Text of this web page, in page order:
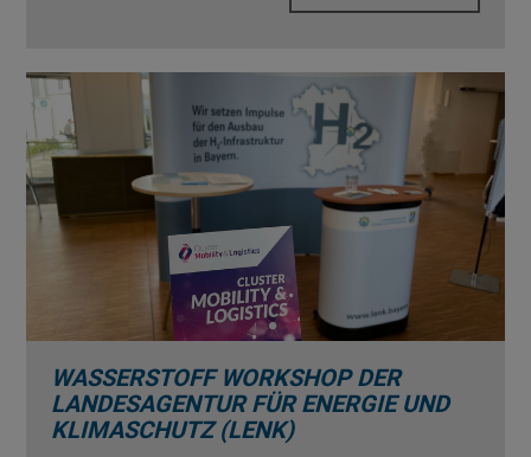
WASSERSTOFF WORKSHOP DER
LANDESAGENTUR FÜR ENERGIE UND
KLIMASCHUTZ (LENK)